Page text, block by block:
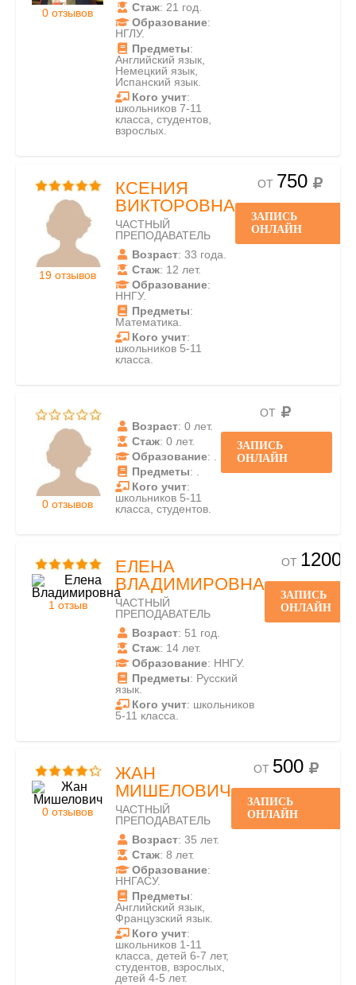
0 отзывов
Стаж: 21 год.
Образование:
НГЛУ.
Предметы:
Английский язык,
Немецкий язык,
Испанский язык.
Кого учит:
школьников 7-11
класса, студентов,
взрослых.
19 отзывов
КСЕНИЯ
ВИКТОРОВНА
ЧАСТНЫЙ
ПРЕПОДАВАТЕЛЬ
Возраст: 33 года.
Стаж: 12 лет.
Образование:
ННГУ.
Предметы:
Математика.
Кого учит:
школьников 5-11
класса.
ОТ 750
ЗАПИСЬ
ОНЛАЙН
0 отзывов
Возраст: 0 лет.
Стаж: 0 лет.
Образование: .
Предметы: .
Кого учит:
школьников 5-11
класса, студентов.
ОТ
ЗАПИСЬ
ОНЛАЙН
1 отзыв
ЕЛЕНА
ВЛАДИМИРОВНА
ЧАСТНЫЙ
ПРЕПОДАВАТЕЛЬ
Возраст: 51 год.
Стаж: 14 лет.
Образование: ННГУ.
Предметы: Русский
язык.
Кого учит: школьников
5-11 класса.
ОТ 1200
ЗАПИСЬ
ОНЛАЙН
0 отзывов
ЖАН
МИШЕЛОВИЧ
ЧАСТНЫЙ
ПРЕПОДАВАТЕЛЬ
Возраст: 35 лет.
Стаж: 8 лет.
Образование:
ННГАСУ.
Предметы:
Английский язык,
Французский язык.
Кого учит:
школьников 1-11
класса, детей 6-7 лет,
студентов, взрослых,
детей 4-5 лет.
ОТ 500
ЗАПИСЬ
ОНЛАЙН